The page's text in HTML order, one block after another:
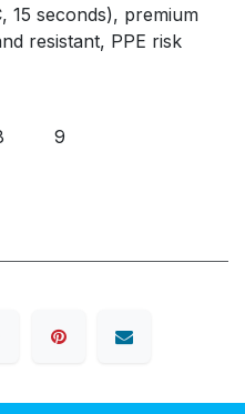
15 seconds), premium
resistant, PPE risk
9